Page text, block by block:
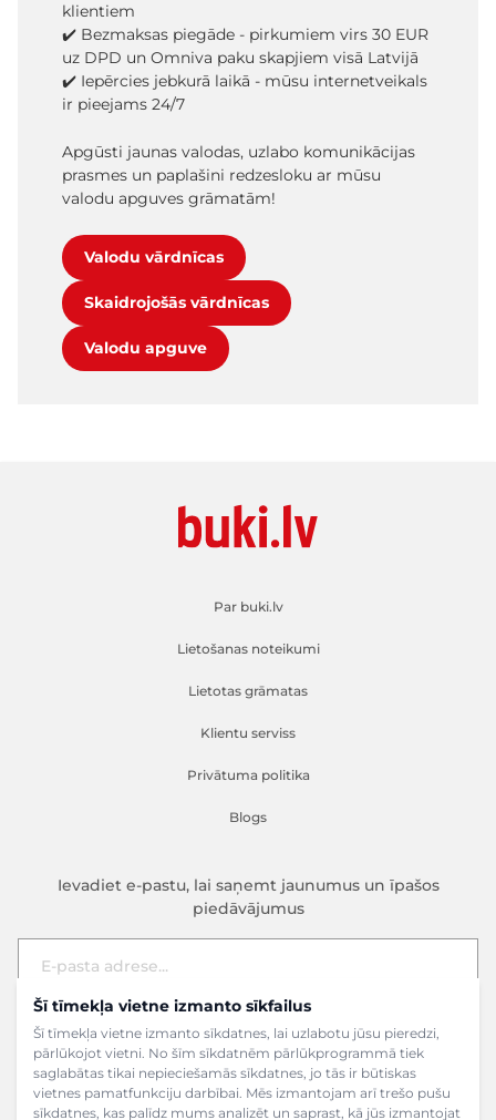
Šī tīmekļa vietne izmanto sīkfailus
Šī tīmekļa vietne izmanto sīkdatnes, lai uzlabotu jūsu pieredzi,
pārlūkojot vietni. No šīm sīkdatnēm pārlūkprogrammā tiek
saglabātas tikai nepieciešamās sīkdatnes, jo tās ir būtiskas
vietnes pamatfunkciju darbībai. Mēs izmantojam arī trešo pušu
sīkdatnes, kas palīdz mums analizēt un saprast, kā jūs izmantojat
klientiem
✔️ Bezmaksas piegāde - pirkumiem virs 30 EUR
uz DPD un Omniva paku skapjiem visā Latvijā
✔️ Iepērcies jebkurā laikā - mūsu internetveikals
ir pieejams 24/7
Apgūsti jaunas valodas, uzlabo komunikācijas
prasmes un paplašini redzesloku ar mūsu
valodu apguves grāmatām!
Valodu vārdnīcas
Skaidrojošās vārdnīcas
Valodu apguve
Par buki.lv
Lietošanas noteikumi
Lietotas grāmatas
Klientu serviss
Privātuma politika
Blogs
Ievadiet e-pastu, lai saņemt jaunumus un īpašos
piedāvājumus
E-pasta adrese
Pieteikties